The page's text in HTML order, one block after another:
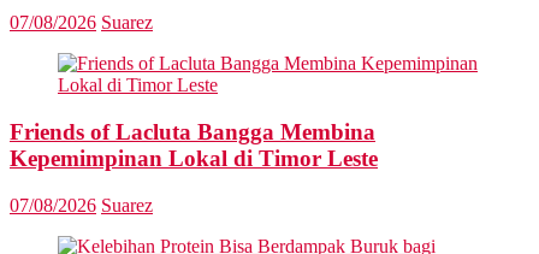
07/08/2026 Suarez
Friends of Lacluta Bangga Membina
Kepemimpinan Lokal di Timor Leste
07/08/2026 Suarez